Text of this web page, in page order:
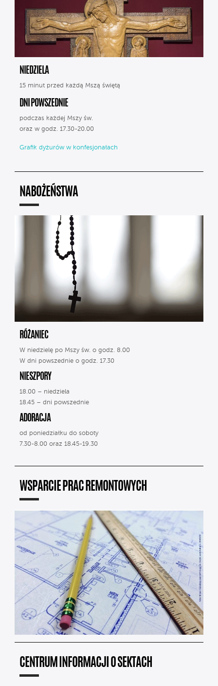
NIEDZIELA
15 minut przed każdą Mszą świętą
DNI POWSZEDNIE
podczas każdej Mszy św.
oraz w godz. 17.30-20.00
Grafik dyżurów w konfesjonałach
NABOŻEŃSTWA
RÓŻANIEC
W niedzielę po Mszy św. o godz. 8.00
W dni powszednie o godz. 17.30
NIESZPORY
18.00 – niedziela
18.45 – dni powszednie
ADORACJA
od poniedziałku do soboty
7.30-8.00 oraz 18.45-19.30
WSPARCIE PRAC REMONTOWYCH
CENTRUM INFORMACJI O SEKTACH